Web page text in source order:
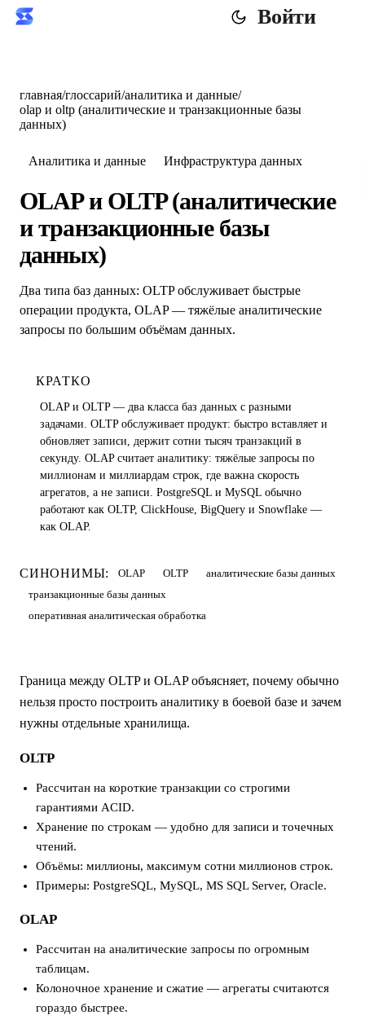
Войти
главная/глоссарий/аналитика и данные/
olap и oltp (аналитические и транзакционные базы
данных)
Аналитика и данные Инфраструктура данных
OLAP и OLTP (аналитические
и транзакционные базы
данных)
Два типа баз данных: OLTP обслуживает быстрые
операции продукта, OLAP — тяжёлые аналитические
запросы по большим объёмам данных.
КРАТКО
OLAP и OLTP — два класса баз данных с разными
задачами. OLTP обслуживает продукт: быстро вставляет и
обновляет записи, держит сотни тысяч транзакций в
секунду. OLAP считает аналитику: тяжёлые запросы по
миллионам и миллиардам строк, где важна скорость
агрегатов, а не записи. PostgreSQL и MySQL обычно
работают как OLTP, ClickHouse, BigQuery и Snowflake —
как OLAP.
СИНОНИМЫ: OLAP OLTP
аналитические базы данных
транзакционные базы данных
оперативная аналитическая обработка
Граница между OLTP и OLAP объясняет, почему обычно
нельзя просто построить аналитику в боевой базе и зачем
нужны отдельные хранилища.
OLTP
Рассчитан на короткие транзакции со строгими
гарантиями ACID.
Хранение по строкам — удобно для записи и точечных
чтений.
Объёмы: миллионы, максимум сотни миллионов строк.
Примеры: PostgreSQL, MySQL, MS SQL Server, Oracle.
OLAP
Рассчитан на аналитические запросы по огромным
таблицам.
Колоночное хранение и сжатие — агрегаты считаются
гораздо быстрее.